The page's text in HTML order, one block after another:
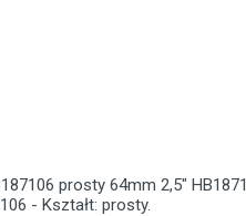
prosty 64mm 2,5"
- Kształt: prosty.